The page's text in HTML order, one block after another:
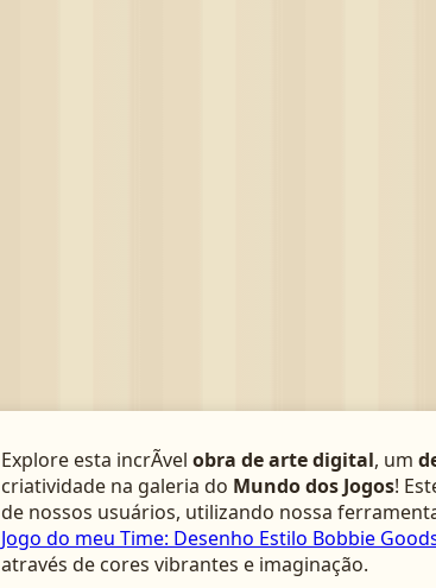
Explore esta incrÃ­vel obra de arte digital, um
criatividade na galeria do Mundo dos Jogos!
de nossos usuários, utilizando nossa
Jogo do meu Time: Desenho Estilo Bobbie
através de cores vibrantes e imaginação.